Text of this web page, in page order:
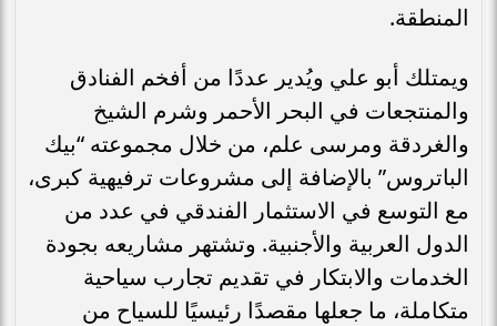
المنطقة.
ويمتلك أبو علي ويُدير عددًا من أفخم الفنادق
والمنتجعات في البحر الأحمر وشرم الشيخ
والغردقة ومرسى علم، من خلال مجموعته “بيك
الباتروس” بالإضافة إلى مشروعات ترفيهية كبرى،
مع التوسع في الاستثمار الفندقي في عدد من
الدول العربية والأجنبية. وتشتهر مشاريعه بجودة
الخدمات والابتكار في تقديم تجارب سياحية
متكاملة، ما جعلها مقصدًا رئيسيًا للسياح من